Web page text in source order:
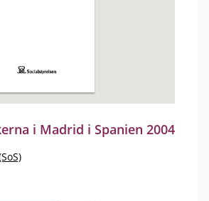
i Madrid i Spanien 2004